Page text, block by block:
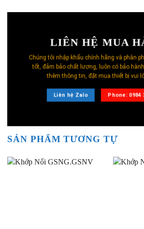
LIÊN HỆ MUA
Chúng tôi nhập khẩu chính hãng và phân
tốt, đảm bảo chất lượng, luôn có bảo
thêm thông tin, đặt mua thiết bị vui
Liên hệ Zalo Phone: 0984
SẢN PHẨM TƯƠNG TỰ